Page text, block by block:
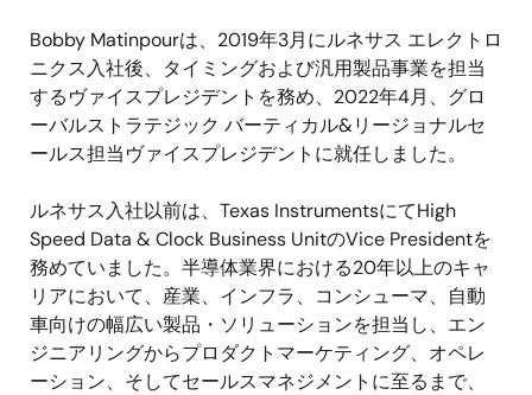
Bobby Matinpourは、 2019年3月にルネサス エレクトロ
ニクス入社後、タイミングおよび汎用製品事業を担当
するヴァイスプレジデントを務め、 2022年4月、グロ
ーバルストラテジック バーティカル&リージョナルセ
ールス担当ヴァイスプレジデントに就任しました。
ルネサス入社以前は、 Texas InstrumentsにてHigh
Speed Data & Clock Business UnitのVice Presidentを
務めていました。半導体業界における20年以上のキャ
リアにおいて、産業、インフラ、コンシューマ、自動
車向けの幅広い製品・ソリューションを担当し、エン
ジニアリングからプロダクトマーケティング、オペレ
ーション、そしてセールスマネジメントに至るまで、